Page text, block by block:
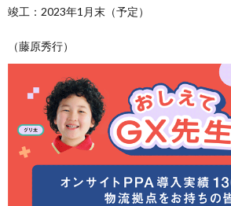
竣工：2023年1月末（予定）
（藤原秀行）